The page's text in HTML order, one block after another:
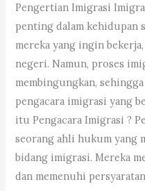
Andri
Marpaung
SH
MH
–
Dr.
iur.
Lion
N.
Supriata
Pengertian Imigrasi
penting dalam kehidupan
mereka yang ingin
negeri. Namun, proses
membingungkan,
pengacara imigrasi yang
itu Pengacara Imigrasi ?
seorang ahli hukum yang
bidang imigrasi. Mereka
dan memenuhi persyaratan